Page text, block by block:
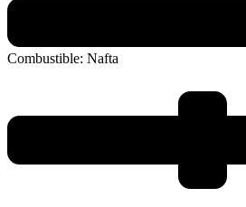
Combustible: Nafta